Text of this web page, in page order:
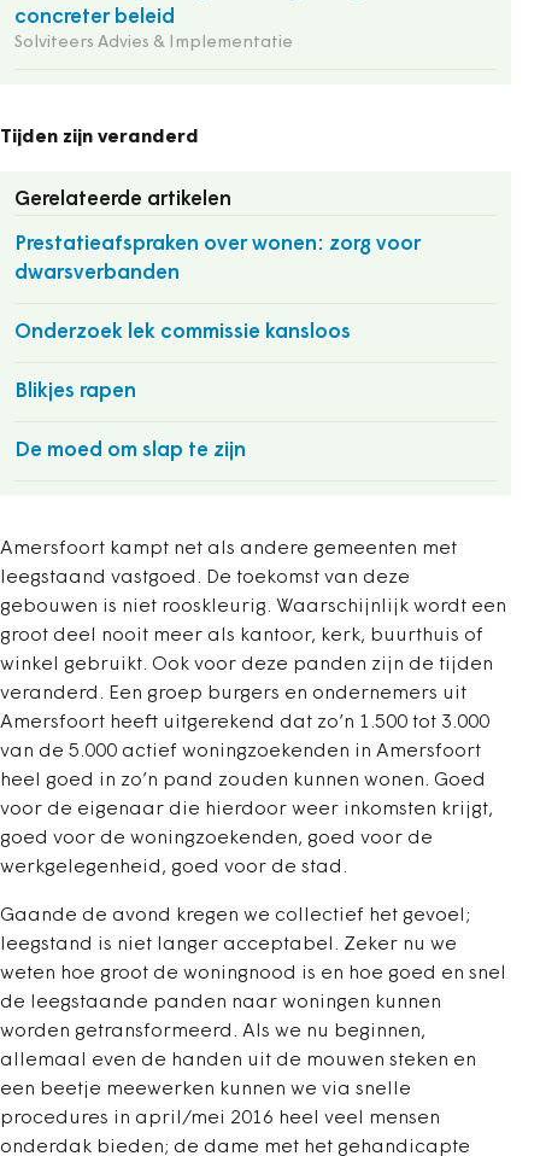
concreter beleid
Solviteers Advies & Implementatie
Tijden zijn veranderd
Gerelateerde artikelen
Prestatieafspraken over wonen: zorg voor
dwarsverbanden
Onderzoek lek commissie kansloos
Blikjes rapen
De moed om slap te zijn
Amersfoort kampt net als andere gemeenten met
leegstaand vastgoed. De toekomst van deze
gebouwen is niet rooskleurig. Waarschijnlijk wordt een
groot deel nooit meer als kantoor, kerk, buurthuis of
winkel gebruikt. Ook voor deze panden zijn de tijden
veranderd. Een groep burgers en ondernemers uit
Amersfoort heeft uitgerekend dat zo’n 1.500 tot 3.000
van de 5.000 actief woningzoekenden in Amersfoort
heel goed in zo’n pand zouden kunnen wonen. Goed
voor de eigenaar die hierdoor weer inkomsten krijgt,
goed voor de woningzoekenden, goed voor de
werkgelegenheid, goed voor de stad.
Gaande de avond kregen we collectief het gevoel;
leegstand is niet langer acceptabel. Zeker nu we
weten hoe groot de woningnood is en hoe goed en snel
de leegstaande panden naar woningen kunnen
worden getransformeerd. Als we nu beginnen,
allemaal even de handen uit de mouwen steken en
een beetje meewerken kunnen we via snelle
procedures in april/mei 2016 heel veel mensen
onderdak bieden; de dame met het gehandicapte